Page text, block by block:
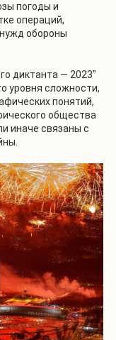
погоды и
операций,
обороны
диктанта — 2023"
уровня сложности,
понятий,
общества
иначе связаны с